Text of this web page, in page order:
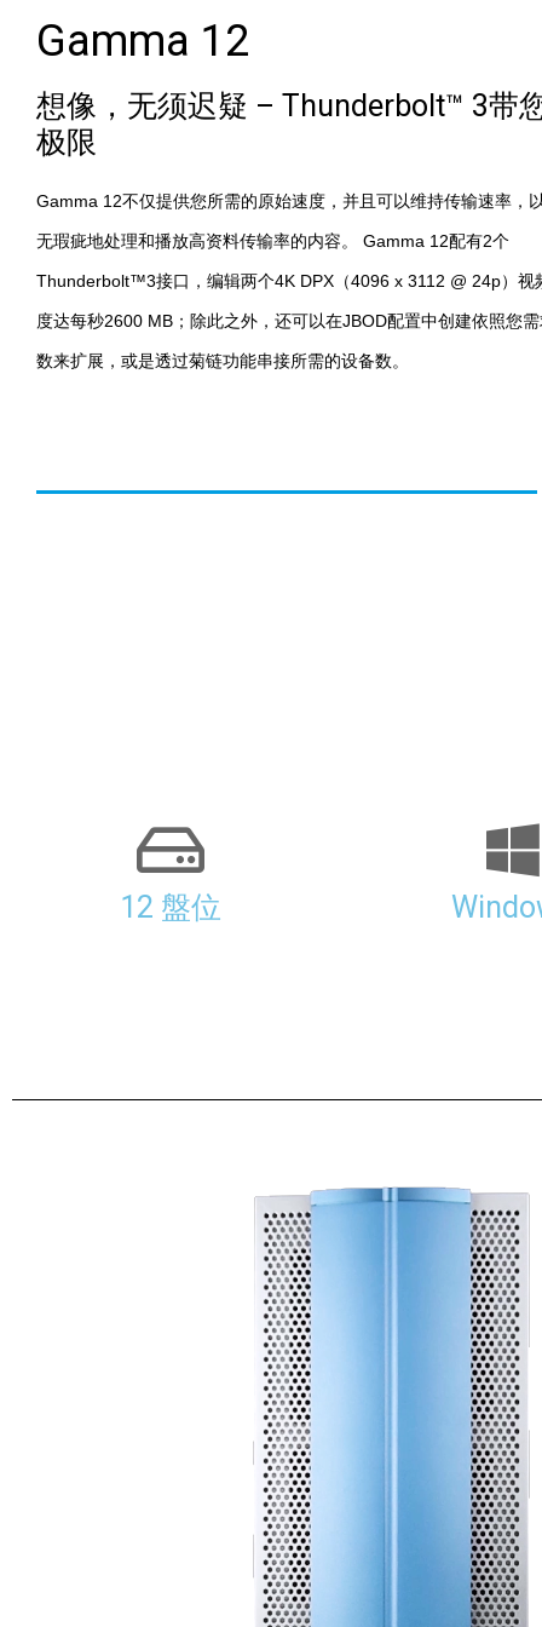
Gamma 12
想像，无须迟疑 – Thunderbolt™ 3带
极限
Gamma 12不仅提供您所需的原始速度，并且可以维持传输速率，
无瑕疵地处理和播放高资料传输率的内容。 Gamma 12配有2个
Thunderbolt™3接口，编辑两个4K DPX（4096 x 3112 @ 24p）视
度达每秒2600 MB；除此之外，还可以在JBOD配置中创建依照您
数来扩展，或是透过菊链功能串接所需的设备数。
12 盤位